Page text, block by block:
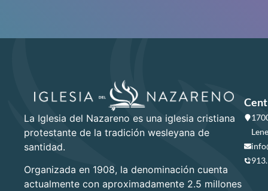
La Iglesia del Nazareno es una iglesia cristiana
protestante de la tradición wesleyana de
santidad.
Organizada en 1908, la denominación cuenta
actualmente con aproximadamente 2.5 millones